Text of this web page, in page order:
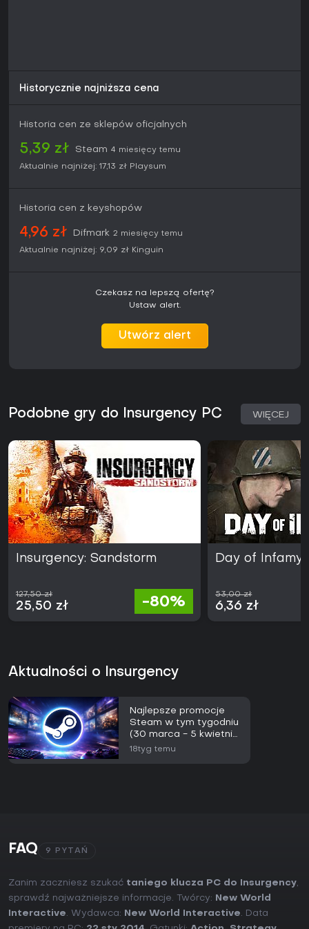
oficjalnych czy dużych aktualizacji od 2017.
Historycznie najniższa cena
Historia cen ze sklepów oficjalnych
5,39 zł Steam 4 miesięcy temu
Aktualnie najniżej: 17,13 zł Playsum
Historia cen z keyshopów
4,96 zł Difmark 2 miesięcy temu
Aktualnie najniżej: 9,09 zł Kinguin
Czekasz na lepszą ofertę?
Ustaw alert.
Utwórz alert
Podobne gry do Insurgency PC WIĘCEJ
Insurgency: Sandstorm
127,50 zł
25,50 zł -80%
Day of Infamy
53,00 zł
6,36 zł
Aktualności o Insurgency
Najlepsze promocje
Steam w tym tygodniu
(30 marca - 5 kwietnia
2026)
18tyg temu
FAQ 9 PYTAŃ
Zanim zaczniesz szukać taniego klucza PC do Insurgency,
sprawdź najważniejsze informacje. Twórcy:
New World
Interactive. Wydawca: New World Interactive. Data